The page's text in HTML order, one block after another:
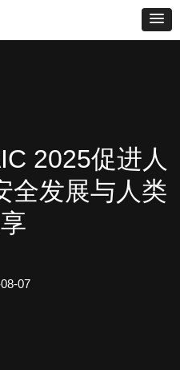
2025促进人
全发展与人类
07